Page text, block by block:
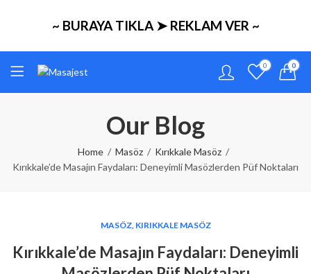
~ BURAYA TIKLA ➤ REKLAM VER ~
0 0
Our Blog
Home Masöz
Kırıkkale Masöz
Kırıkkale’de Masajın Faydaları: Deneyimli Masözlerden Püf Noktaları
MASÖZ, KIRIKKALE MASÖZ
Kırıkkale’de Masajın Faydaları: Deneyimli